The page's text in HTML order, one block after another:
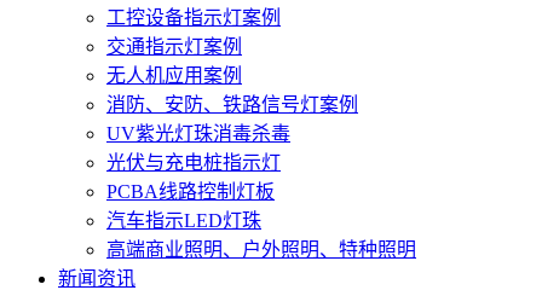
工控设备指示灯案例
交通指示灯案例
无人机应用案例
消防、安防、铁路信号灯案例
UV紫光灯珠消毒杀毒
光伏与充电桩指示灯
PCBA线路控制灯板
汽车指示LED灯珠
高端商业照明、户外照明、特种照明
新闻资讯